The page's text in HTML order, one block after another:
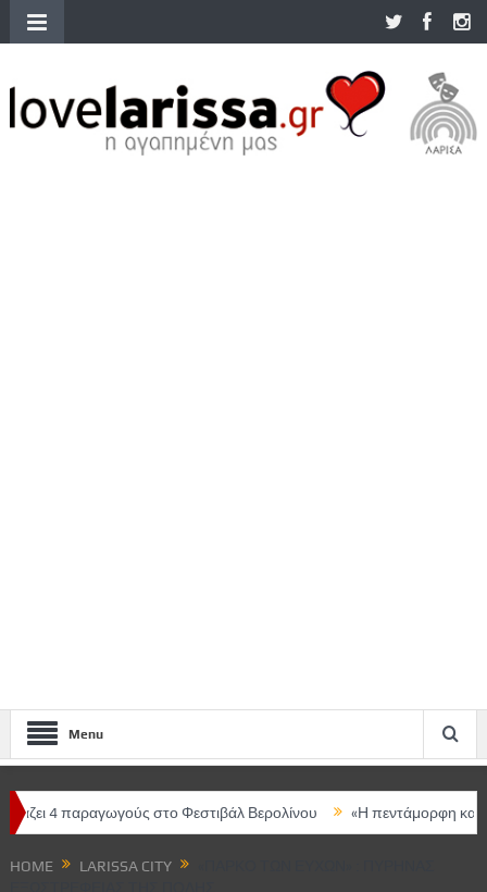
Menu
στο Φεστιβάλ Βερολίνου «Η πεντάμορφη και το τέρας
HOME LARISSA CITY